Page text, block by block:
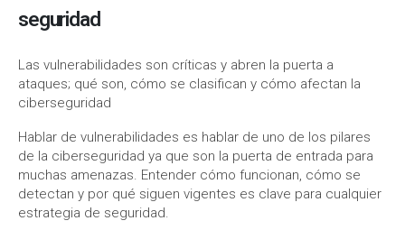
seguridad
Las vulnerabilidades son críticas y abren la puerta a
ataques; qué son, cómo se clasifican y cómo afectan la
ciberseguridad
Hablar de vulnerabilidades es hablar de uno de los pilares
de la ciberseguridad ya que son la puerta de entrada para
muchas amenazas. Entender cómo funcionan, cómo se
detectan y por qué siguen vigentes es clave para cualquier
estrategia de seguridad.